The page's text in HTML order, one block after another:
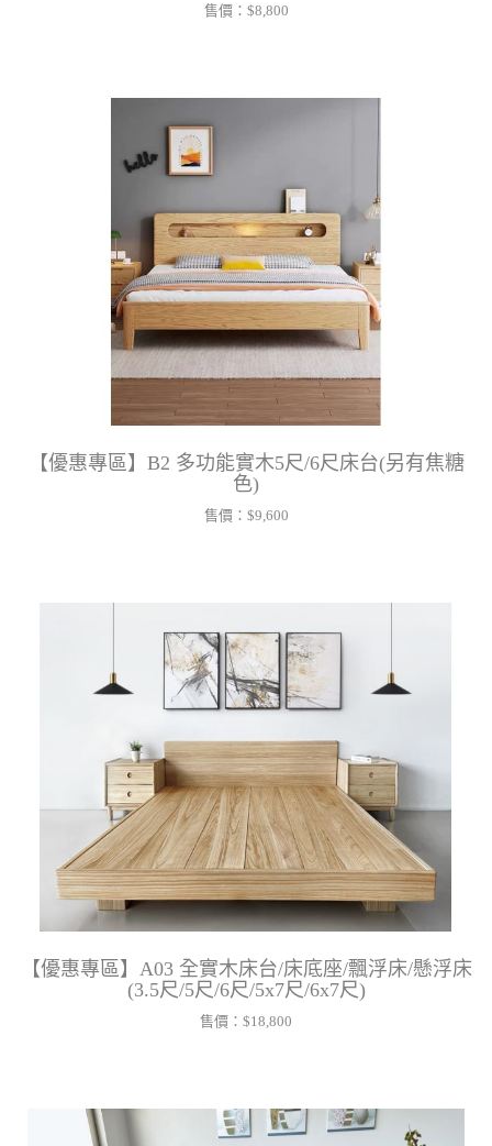
售價： $8,800
【優惠專區】B2 多功能實木5尺/6尺床台(另有焦糖
色)
售價： $9,600
【優惠專區】A03 全實木床台/床底座/飄浮床/懸浮床
(3.5尺/5尺/6尺/5x7尺/6x7尺)
售價： $18,800